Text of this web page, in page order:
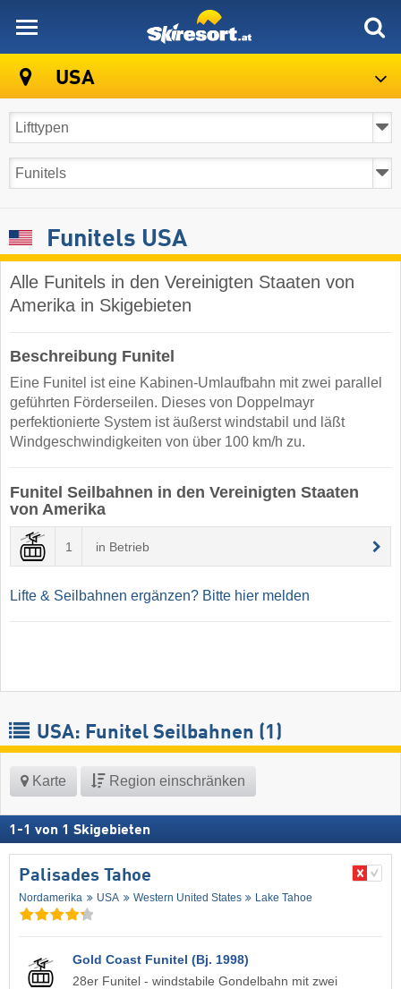
USA
Funitels USA
Alle Funitels in den Vereinigten Staaten von
Amerika in Skigebieten
Beschreibung Funitel
Eine Funitel ist eine Kabinen-Umlaufbahn mit zwei parallel
geführten Förderseilen. Dieses von Doppelmayr
perfektionierte System ist äußerst windstabil und läßt
Windgeschwindigkeiten von über 100 km/h zu.
Funitel Seilbahnen in den Vereinigten Staaten
von Amerika
1 in Betrieb
Lifte & Seilbahnen ergänzen? Bitte hier melden
USA: Funitel Seilbahnen (1)
Karte Region einschränken
1 -1 von 1 Skigebieten
Palisades Tahoe
Nordamerika USA Western United States Lake Tahoe
Gold Coast Funitel (Bj. 1998)
28er Funitel - windstabile Gondelbahn mit zwei